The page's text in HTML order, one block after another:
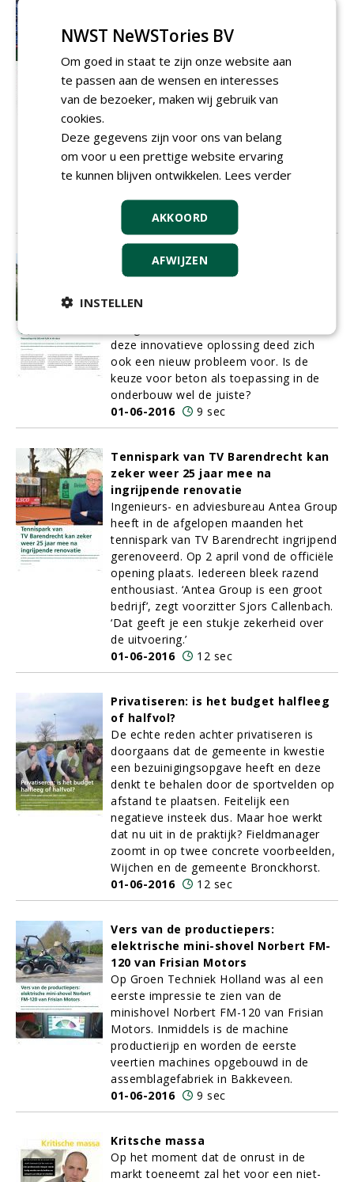
Een stevig hybride grasveld dat altijd
worden en oogt, ruikt en voelt als
natuurgras. Dat is Mixto, een hybride
grassysteem uit Italië datAH Vrij
brengt. Als exclusieve dealer voor
Midden-Nederland biedt AH Vrij Groen,
Grond en Infra uit Wateringen deze mat
als ideale oplossing voor intensief
gebruikte trapveldjes.
01-06-2016
14 sec
Uitloging is vlekje op SuperSub
De realisatie van twee kunstgrasvelden
alleen mogelijk dankzij een dikke laag
deze innovatieve oplossing deed zich
ook een nieuw probleem voor. Is de
keuze voor beton als toepassing in de
onderbouw wel de juiste?
01-06-2016
9 sec
Tennispark van TV Barendrecht kan
zeker weer 25 jaar mee na
ingrijpende renovatie
Ingenieurs- en adviesbureau Antea Group
heeft in de afgelopen maanden het
tennispark van TV Barendrecht ingrijpend
gerenoveerd. Op 2 april vond de officiële
opening plaats. Iedereen bleek razend
enthousiast. ‘Antea Group is een groot
bedrijf’, zegt voorzitter Sjors Callenbach.
‘Dat geeft je een stukje zekerheid over
de uitvoering.’
01-06-2016
12 sec
Privatiseren: is het budget halfleeg
of halfvol?
De echte reden achter privatiseren is
doorgaans dat de gemeente in kwestie
een bezuinigingsopgave heeft en deze
denkt te behalen door de sportvelden op
afstand te plaatsen. Feitelijk een
negatieve insteek dus. Maar hoe werkt
dat nu uit in de praktijk? Fieldmanager
zoomt in op twee concrete voorbeelden,
Wijchen en de gemeente Bronckhorst.
01-06-2016
12 sec
Vers van de productiepers:
elektrische mini-shovel Norbert FM-
120 van Frisian Motors
Op Groen Techniek Holland was al een
eerste impressie te zien van de
minishovel Norbert FM-120 van Frisian
Motors. Inmiddels is de machine
productierijp en worden de eerste
veertien machines opgebouwd in de
assemblagefabriek in Bakkeveen.
01-06-2016
9 sec
Kritsche massa
Op het moment dat de onrust in de
markt toeneemt zal het voor een niet-
NWST NeWSTories BV
Om goed in staat te zijn onze website aan
te passen aan de wensen en interesses
van de bezoeker, maken wij gebruik van
cookies.
Deze gegevens zijn voor ons van belang
om voor u een prettige website ervaring
te kunnen blijven ontwikkelen. Lees verder
AKKOORD
AFWIJZEN
INSTELLEN